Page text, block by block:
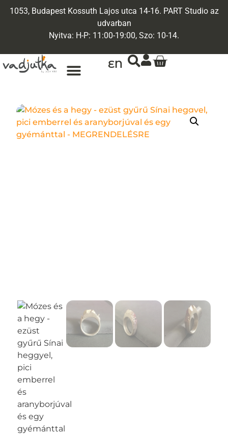
1053, Budapest Kossuth Lajos utca 14-16. PART Studio az
udvarban
Nyitva: H-P: 11:00-19:00, Szo: 10-14.
EN